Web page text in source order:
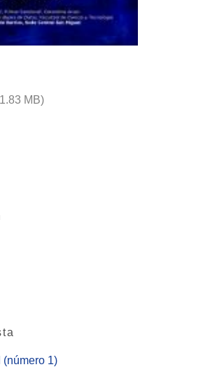
MB)
(número 1)